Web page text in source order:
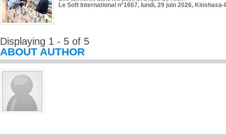
Le Soft International n°1667, lundi, 29 juin 2026,
Displaying 1 - 5 of 5
ABOUT AUTHOR